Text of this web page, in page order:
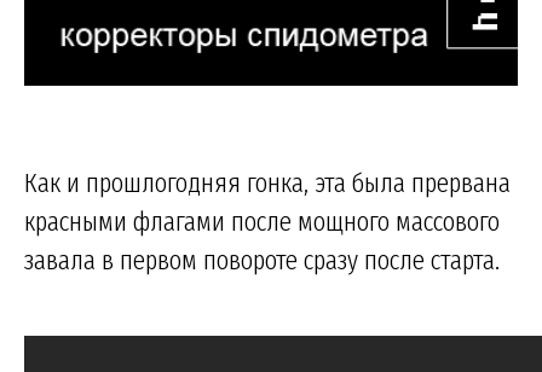
Как и прошлогодняя гонка, эта была прервана
красными флагами после мощного массового
завала в первом повороте сразу после старта.